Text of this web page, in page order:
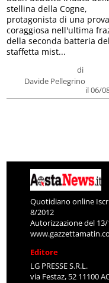
di
Davide Pellegrino
il 06/
stellina della Cogne,
protagonista di una prova
coraggiosa nell'ultima
della seconda batteria
staffetta mist...
Quotidiano online
8/2012
Autorizzazione del
Editore
LG PRESSE S.R.L.
via Festaz, 52 11100